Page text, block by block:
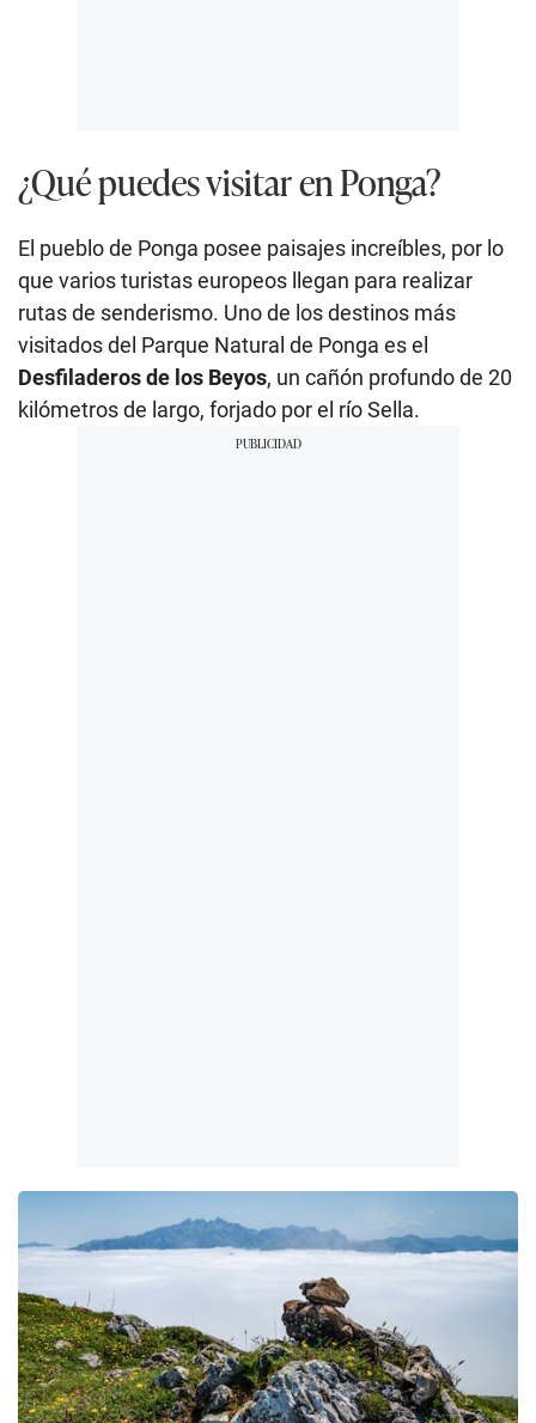
¿Qué puedes visitar en Ponga?
El pueblo de Ponga posee paisajes increíbles, por lo
que varios turistas europeos llegan para realizar
rutas de senderismo. Uno de los destinos más
visitados del Parque Natural de Ponga es el
Desfiladeros de los Beyos, un cañón profundo de 20
kilómetros de largo, forjado por el río Sella.